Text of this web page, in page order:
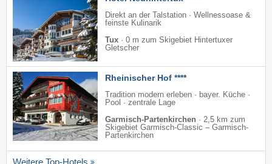
Direkt an der Talstation · Wellnessoase &
feinste Kulinarik
Tux · 0 m zum Skigebiet Hintertuxer
Gletscher
Rheinischer Hof ****
Tradition modern erleben · bayer. Küche ·
Pool · zentrale Lage
Garmisch-Partenkirchen · 2,5 km zum
Skigebiet Garmisch-Classic – Garmisch-
Partenkirchen